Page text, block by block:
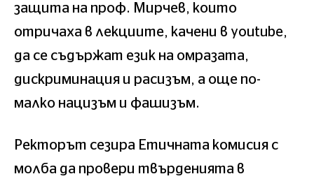
защита на проф. Мирчев, които
отричаха в лекциите, качени в youtube,
да се съдържат език на омразата,
дискриминация и расизъм, а още по-
малко нацизъм и фашизъм.
Ректорът сезира Етичната комисия с
молба да провери твърденията в